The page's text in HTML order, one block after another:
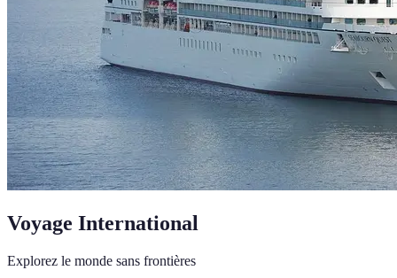
Voyage International
Explorez le monde sans frontières